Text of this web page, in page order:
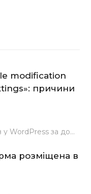
modification
причини
Під час локалізації тем або плагінів у WordPress за допомогою популярного інструменту Loco Translate розробники…
розміщена в